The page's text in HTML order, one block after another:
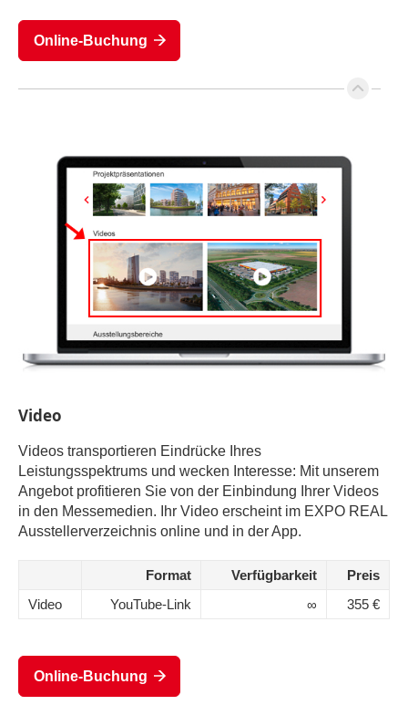
Online-Buchung
Video
Videos transportieren Eindrücke Ihres
Leistungsspektrums und wecken Interesse: Mit unserem
Angebot profitieren Sie von der Einbindung Ihrer Videos
in den Messemedien. Ihr Video erscheint im EXPO REAL
Ausstellerverzeichnis online und in der App.
Format Verfügbarkeit
Preis
Video
YouTube-Link ∞ 355 €
Online-Buchung